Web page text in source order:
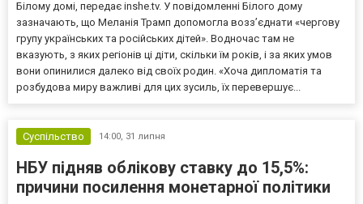
Білому домі, передає inshe.tv. У повідомленні Білого дому
зазначають, що Меланія Трамп допомогла возз’єднати «чергову
групу українських та російських дітей». Водночас там не
вказують, з яких регіонів ці діти, скільки їм років, і за яких умов
вони опинилися далеко від своїх родин. «Хоча дипломатія та
розбудова миру важливі для цих зусиль, їх перевершує...
Суспільство 14:00, 31 липня
НБУ підняв облікову ставку до 15,5%:
причини посилення монетарної політики